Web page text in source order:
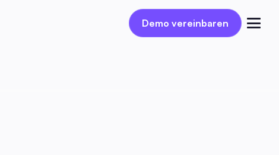
Demo vereinbaren
Demo vereinbaren